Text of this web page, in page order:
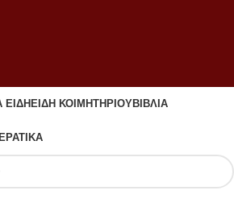
ΕΙΔΗ ΕΙΔΗ ΚΟΙΜΗΤΗΡΙΟΥΒΙΒΛΙΑ
ΙΕΡΑΤΙΚΑ